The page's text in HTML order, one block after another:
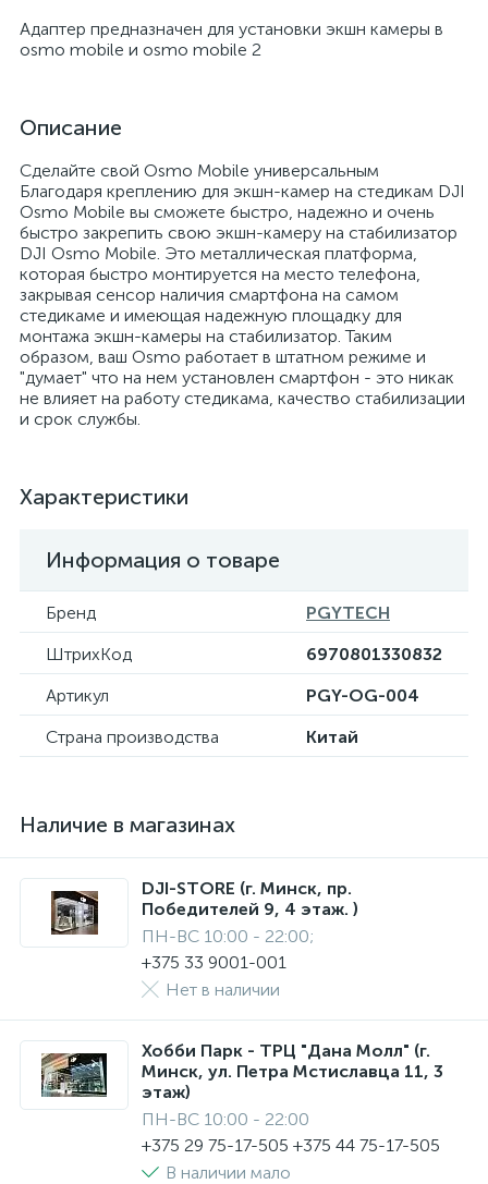
Адаптер предназначен для установки экшн камеры в
osmo mobile и osmo mobile 2
Описание
Сделайте свой Osmo Mobile универсальным
Благодаря креплению для экшн-камер на стедикам DJI
Osmo Mobile вы сможете быстро, надежно и очень
быстро закрепить свою экшн-камеру на стабилизатор
DJI Osmo Mobile. Это металлическая платформа,
которая быстро монтируется на место телефона,
закрывая сенсор наличия смартфона на самом
стедикаме и имеющая надежную площадку для
монтажа экшн-камеры на стабилизатор. Таким
образом, ваш Osmo работает в штатном режиме и
"думает" что на нем установлен смартфон - это никак
не влияет на работу стедикама, качество стабилизации
и срок службы.
Характеристики
Информация о товаре
Бренд
PGYTECH
ШтрихКод
6970801330832
Артикул
PGY-OG-004
Страна производства
Китай
Наличие в магазинах
DJI-STORE (г. Минск, пр.
Победителей 9, 4 этаж. )
ПН-ВС 10:00 - 22:00;
+375 33 9001-001
Нет в наличии
Хобби Парк - ТРЦ "Дана Молл" (г.
Минск, ул. Петра Мстиславца 11, 3
этаж)
ПН-ВС 10:00 - 22:00
+375 29 75-17-505 +375 44 75-17-505
В наличии мало